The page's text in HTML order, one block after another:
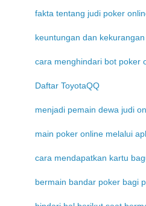
fakta tentang judi poker
keuntungan dan
cara menghindari bot poker
Daftar ToyotaQQ
menjadi pemain dewa judi
main poker online melalui
cara mendapatkan kartu
bermain bandar poker bagi